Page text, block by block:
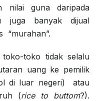
nilai guna daripada
juga banyak dijual
“murahan”.
toko tidak selalu
uang ke pemilik
di luar negeri) atau
(rice to buttom?).